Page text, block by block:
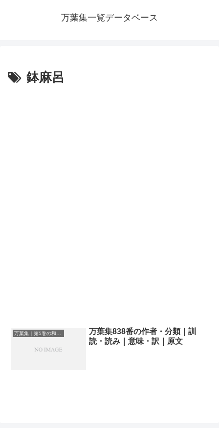
万葉集一覧データベース
鉢麻呂
万葉集838番の作者・分類｜訓
読・読み｜意味・訳｜原文